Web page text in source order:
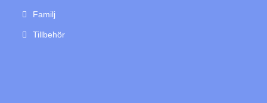
Familj
Tillbehör